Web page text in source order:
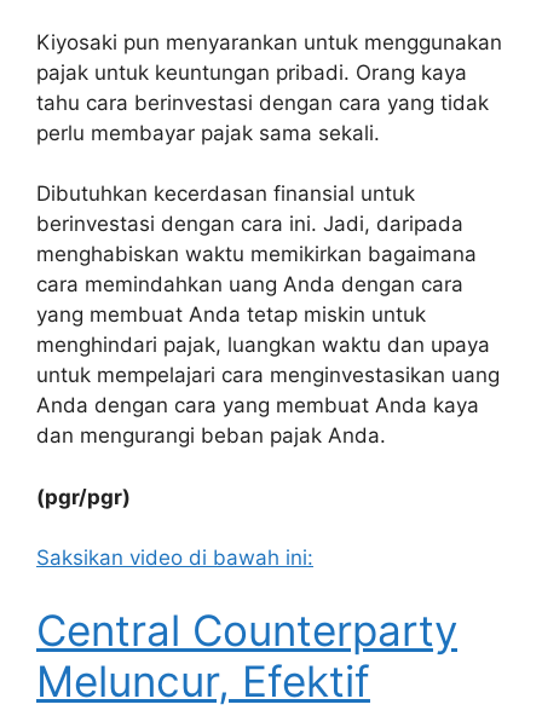
Kiyosaki pun menyarankan untuk menggunakan
pajak untuk keuntungan pribadi. Orang kaya
tahu cara berinvestasi dengan cara yang tidak
perlu membayar pajak sama sekali.
Dibutuhkan kecerdasan finansial untuk
berinvestasi dengan cara ini. Jadi, daripada
menghabiskan waktu memikirkan bagaimana
cara memindahkan uang Anda dengan cara
yang membuat Anda tetap miskin untuk
menghindari pajak, luangkan waktu dan upaya
untuk mempelajari cara menginvestasikan uang
Anda dengan cara yang membuat Anda kaya
dan mengurangi beban pajak Anda.
(pgr/pgr)
Saksikan video di bawah ini:
Central Counterparty
Meluncur, Efektif